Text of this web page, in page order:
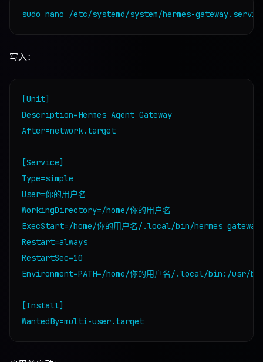
写入：
[Unit]
Description=Hermes Agent Gateway
After=network.target
[Service]
Type=simple
User=你的用户名
WorkingDirectory=/home/你的用户名
ExecStart=/home/你的用户名/.local/bin/hermes gateway
Restart=always
RestartSec=10
Environment=PATH=/home/你的用户名/.local/bin:/usr/
[Install]